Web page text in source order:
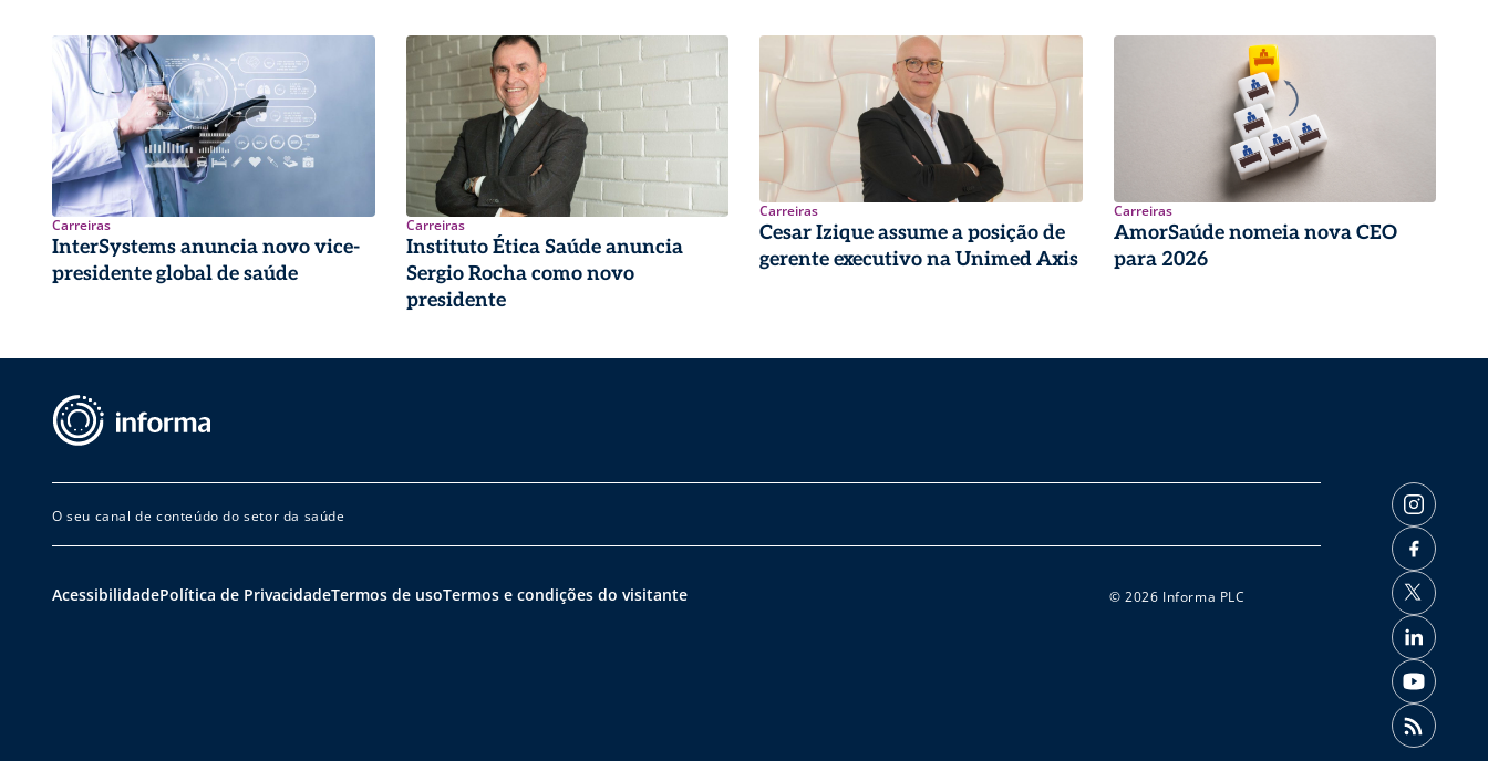
Carreiras
InterSystems anuncia novo vice-
presidente global de saúde
Carreiras
Instituto Ética Saúde anuncia
Sergio Rocha como novo
presidente
Carreiras
Cesar Izique assume a posição de
gerente executivo na Unimed Axis
Carreiras
AmorSaúde nomeia nova CEO
para 2026
O seu canal de conteúdo do setor da saúde
AcessibilidadePolítica de PrivacidadeTermos de usoTermos e condições do visitante © 2026 Informa PLC